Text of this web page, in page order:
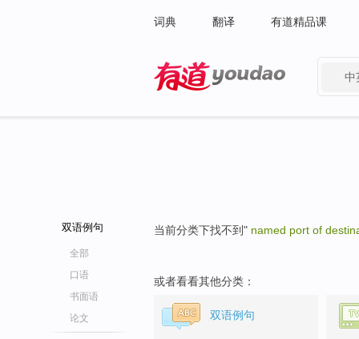
词典 翻译 有道精品课
中
双语例句
全部
口语
书面语
论文
当前分类下找不到" named port of
或者看看其他分类：
双语例句